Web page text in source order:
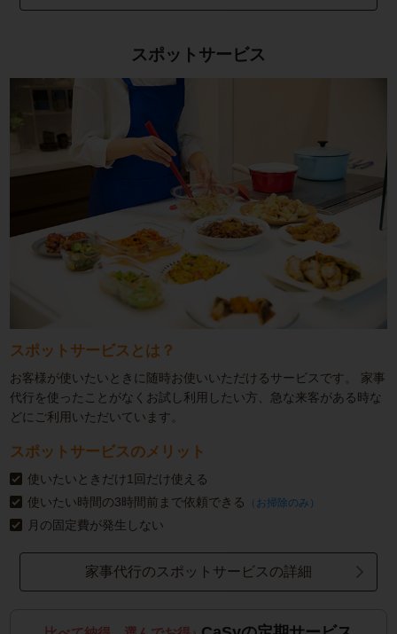
スポットサービス
スポットサービスとは？
お客様が使いたいときに随時お使いいただけるサービスです。
家事
代行を使ったことがなくお試し利用したい方、急な来客がある時な
どにご利用いただいています。
スポットサービスのメリット
使いたいときだけ1回だけ使える
使いたい時間の3時間前まで依頼できる
（お掃除のみ）
月の固定費が発生しない
家事代行のスポットサービスの詳細